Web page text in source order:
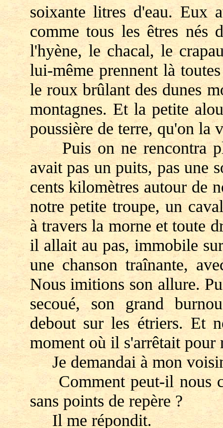
soixante litres d'eau. Eux
comme tous les êtres nés
l'hyène, le chacal, le
lui-même prennent là
le roux brûlant des dunes
montagnes. Et la petite
poussière de terre, qu'on la
Puis on ne rencontra
avait pas un puits, pas une
cents kilomètres autour de
notre petite troupe, un
à travers la morne et toute
il allait au pas, immobile
une chanson traînante,
Nous imitions son allure.
secoué, son grand
debout sur les étriers. Et
moment où il s'arrêtait
Je demandai à mon
Comment peut-il nous
sans points de repère ?
Il me répondit.